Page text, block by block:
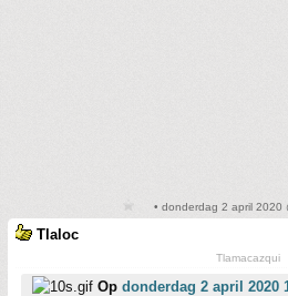
• donderdag 2 april 2020
Tlaloc
Tlamacazqui
Op donderdag 2 april 2020